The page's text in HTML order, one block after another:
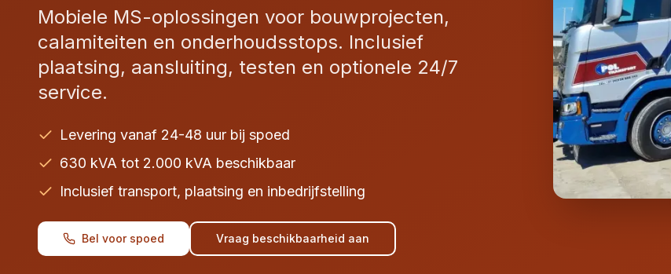
Mobiele MS-oplossingen voor bouwprojecten,
calamiteiten en onderhoudsstops. Inclusief
plaatsing, aansluiting, testen en optionele 24/7
service.
Levering vanaf 24-48 uur bij spoed
630 kVA tot 2.000 kVA beschikbaar
Inclusief transport, plaatsing en inbedrijfstelling
Bel voor spoed Vraag beschikbaarheid aan